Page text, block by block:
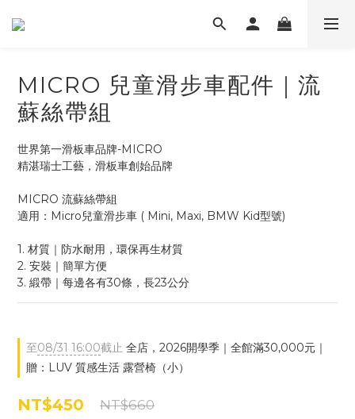
MICRO 兒童滑步車配件｜流
蘇絲帶組
世界第一滑板車品牌-MICRO
精湛瑞士工藝，滑板車創始品牌
MICRO 流蘇絲帶組
適用：Micro兒童滑步車 ( Mini, Maxi, BMW Kid型號)
1. 材質｜防水耐用，環保再生材質
2. 安裝｜簡單方便
3. 緞帶｜每邊各有30條，長23公分
至08/31 16:00截止 全店，2026開學季｜全館滿30,000元｜
贈：LUV 質感生活 露營椅（小）
NT$450 NT$660